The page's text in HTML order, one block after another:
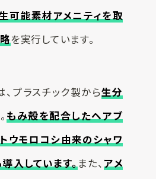
可能素材アメニティを取
を実行しています。
プラスチック製から生分
もみ殻を配合したヘアブ
ウモロコシ由来のシャワ
入しています。 また、 アメ